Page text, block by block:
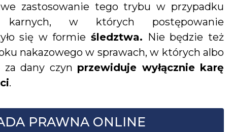
zastosowanie tego trybu w przypadku
w których postępowanie
się w formieśledztwa. Nie będzie też
nakazowego w sprawach, w których albo
za dany czyn przewiduje wyłącznie karę
.
PRAWNA ONLINE